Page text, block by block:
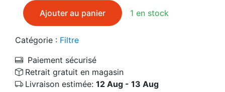
1 en stock
quantité de HFA4922 Filtre à air HIFLOFILTRO
Ajouter au panier
Catégorie : Filtre
Paiement sécurisé
Retrait gratuit en magasin
Livraison estimée: 12 Aug - 13 Aug